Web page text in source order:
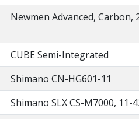
Newmen Advanced, Carbon,
CUBE Semi-Integrated
Shimano CN-HG601-11
Shimano SLX CS-M7000, 11-